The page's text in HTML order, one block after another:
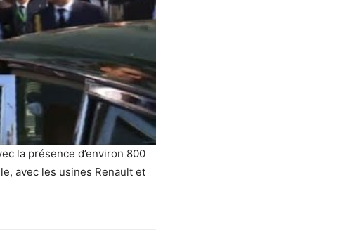
la présence d’environ 800
avec les usines Renault et